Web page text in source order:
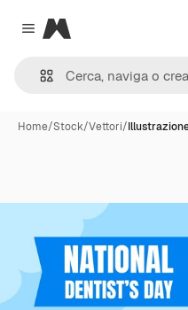
Close menu
Magnific
Home/Stock/Vettori/